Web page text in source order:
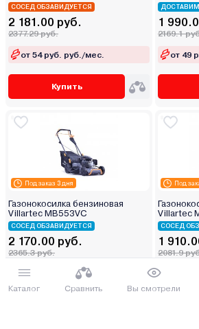
Каталог Сравнить Вы смотрели
СОСЕД ОБЗАВИДУЕТСЯ
2 181.00 руб.
2377.29 руб.
от 54 руб. руб./мес.
Купить
1
2169.1
от 49
Под заказ 3 дня
Газонокосилка бензиновая
Villartec MB553VС
СОСЕД ОБЗАВИДУЕТСЯ
2 170.00 руб.
2365.3 руб.
от 54 руб. руб./мес.
Под
Villartec
СОСЕД
1
2081.9
от 48